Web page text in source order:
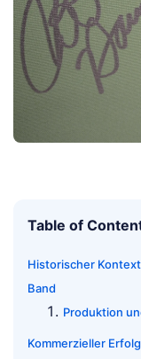
Table of
Historischer
Band
Produktion
Kommerzieller